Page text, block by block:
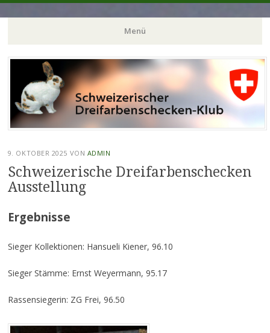
Menü
Zum
springen
9. OKTOBER 2025 VON ADMIN
Schweizerische Dreifarbenschecken
Ausstellung
Ergebnisse
Sieger Kollektionen: Hansueli Kiener, 96.10
Sieger Stämme: Ernst Weyermann, 95.17
Rassensiegerin: ZG Frei, 96.50